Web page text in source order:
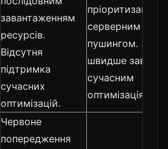
завантаженням
ресурсів.
Відсутня
підтримка
сучасних
оптимізацій.
пріоритизацією
серверним
пушингом.
швидше завдяки
сучасним
оптимізаціям.
Червоне
попередження